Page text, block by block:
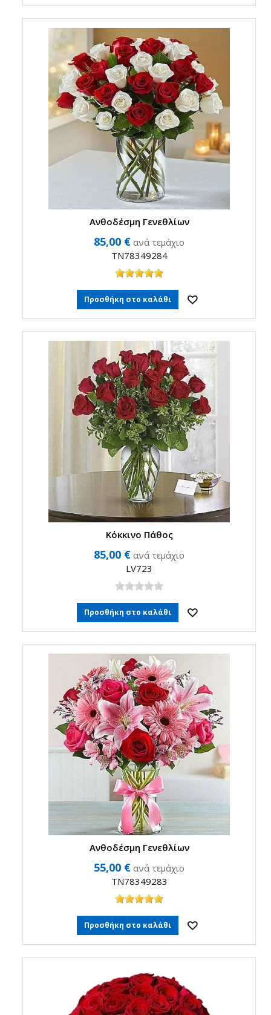
Ανθοδέσμη Γενεθλίων
85,00 € ανά τεμάχιο
TN78349284
Προσθήκη στο καλάθι
Κόκκινο Πάθος
85,00 € ανά τεμάχιο
LV723
Προσθήκη στο καλάθι
Ανθοδέσμη Γενεθλίων
55,00 € ανά τεμάχιο
TN78349283
Προσθήκη στο καλάθι